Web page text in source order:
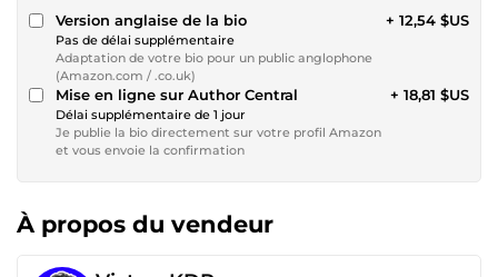
Version anglaise de la bio
Pas de délai supplémentaire
Adaptation de votre bio pour un public anglophone
(Amazon.com / .co.uk)
+ 12,54 $US
Mise en ligne sur Author Central
Délai supplémentaire de 1 jour
Je publie la bio directement sur votre profil Amazon
et vous envoie la confirmation
+ 18,81 $US
À propos du vendeur